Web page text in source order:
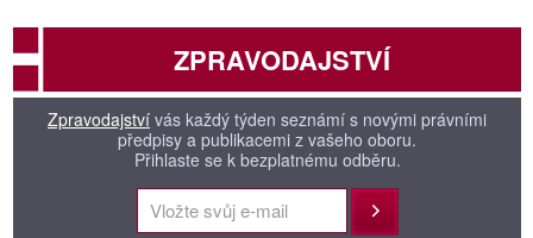
ZPRAVODAJSTVÍ
Zpravodajství vás každý týden seznámí s novými právními
předpisy a publikacemi z vašeho oboru.
Přihlaste se k bezplatnému odběru.
Přihlásit